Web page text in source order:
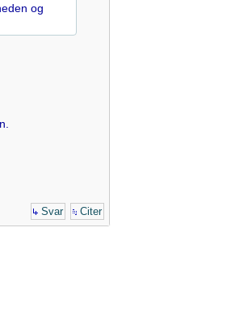
og
Svar Citer